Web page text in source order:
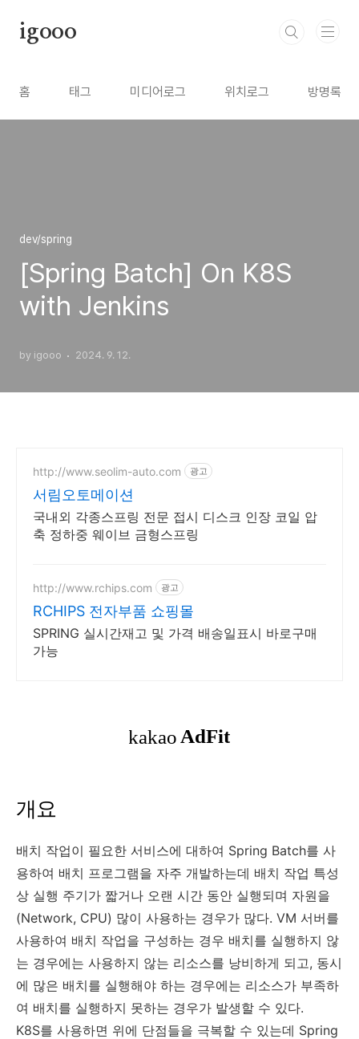
igooo
홈 태그 미디어로그 위치로그 방명록
dev/spring
[Spring Batch] On K8S
with Jenkins
by igooo 2024. 9. 12.
http://www.seolim-auto.com 광고
서림오토메이션
국내외 각종스프링 전문 접시 디스크 인장 코일 압
축 정하중 웨이브 금형스프링
http://www.rchips.com 광고
RCHIPS 전자부품 쇼핑몰
SPRING 실시간재고 및 가격 배송일표시 바로구매
가능
개요
배치 작업이 필요한 서비스에 대하여 Spring Batch를 사
용하여 배치 프로그램을 자주 개발하는데 배치 작업 특성
상 실행 주기가 짧거나 오랜 시간 동안 실행되며 자원을
(Network, CPU) 많이 사용하는 경우가 많다. VM 서버를
사용하여 배치 작업을 구성하는 경우 배치를 실행하지 않
는 경우에는 사용하지 않는 리소스를 낭비하게 되고, 동시
에 많은 배치를 실행해야 하는 경우에는 리소스가 부족하
여 배치를 실행하지 못하는 경우가 발생할 수 있다.
K8S를 사용하면 위에 단점들을 극복할 수 있는데 Spring